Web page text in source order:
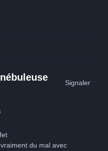
Signaler
du mal avec